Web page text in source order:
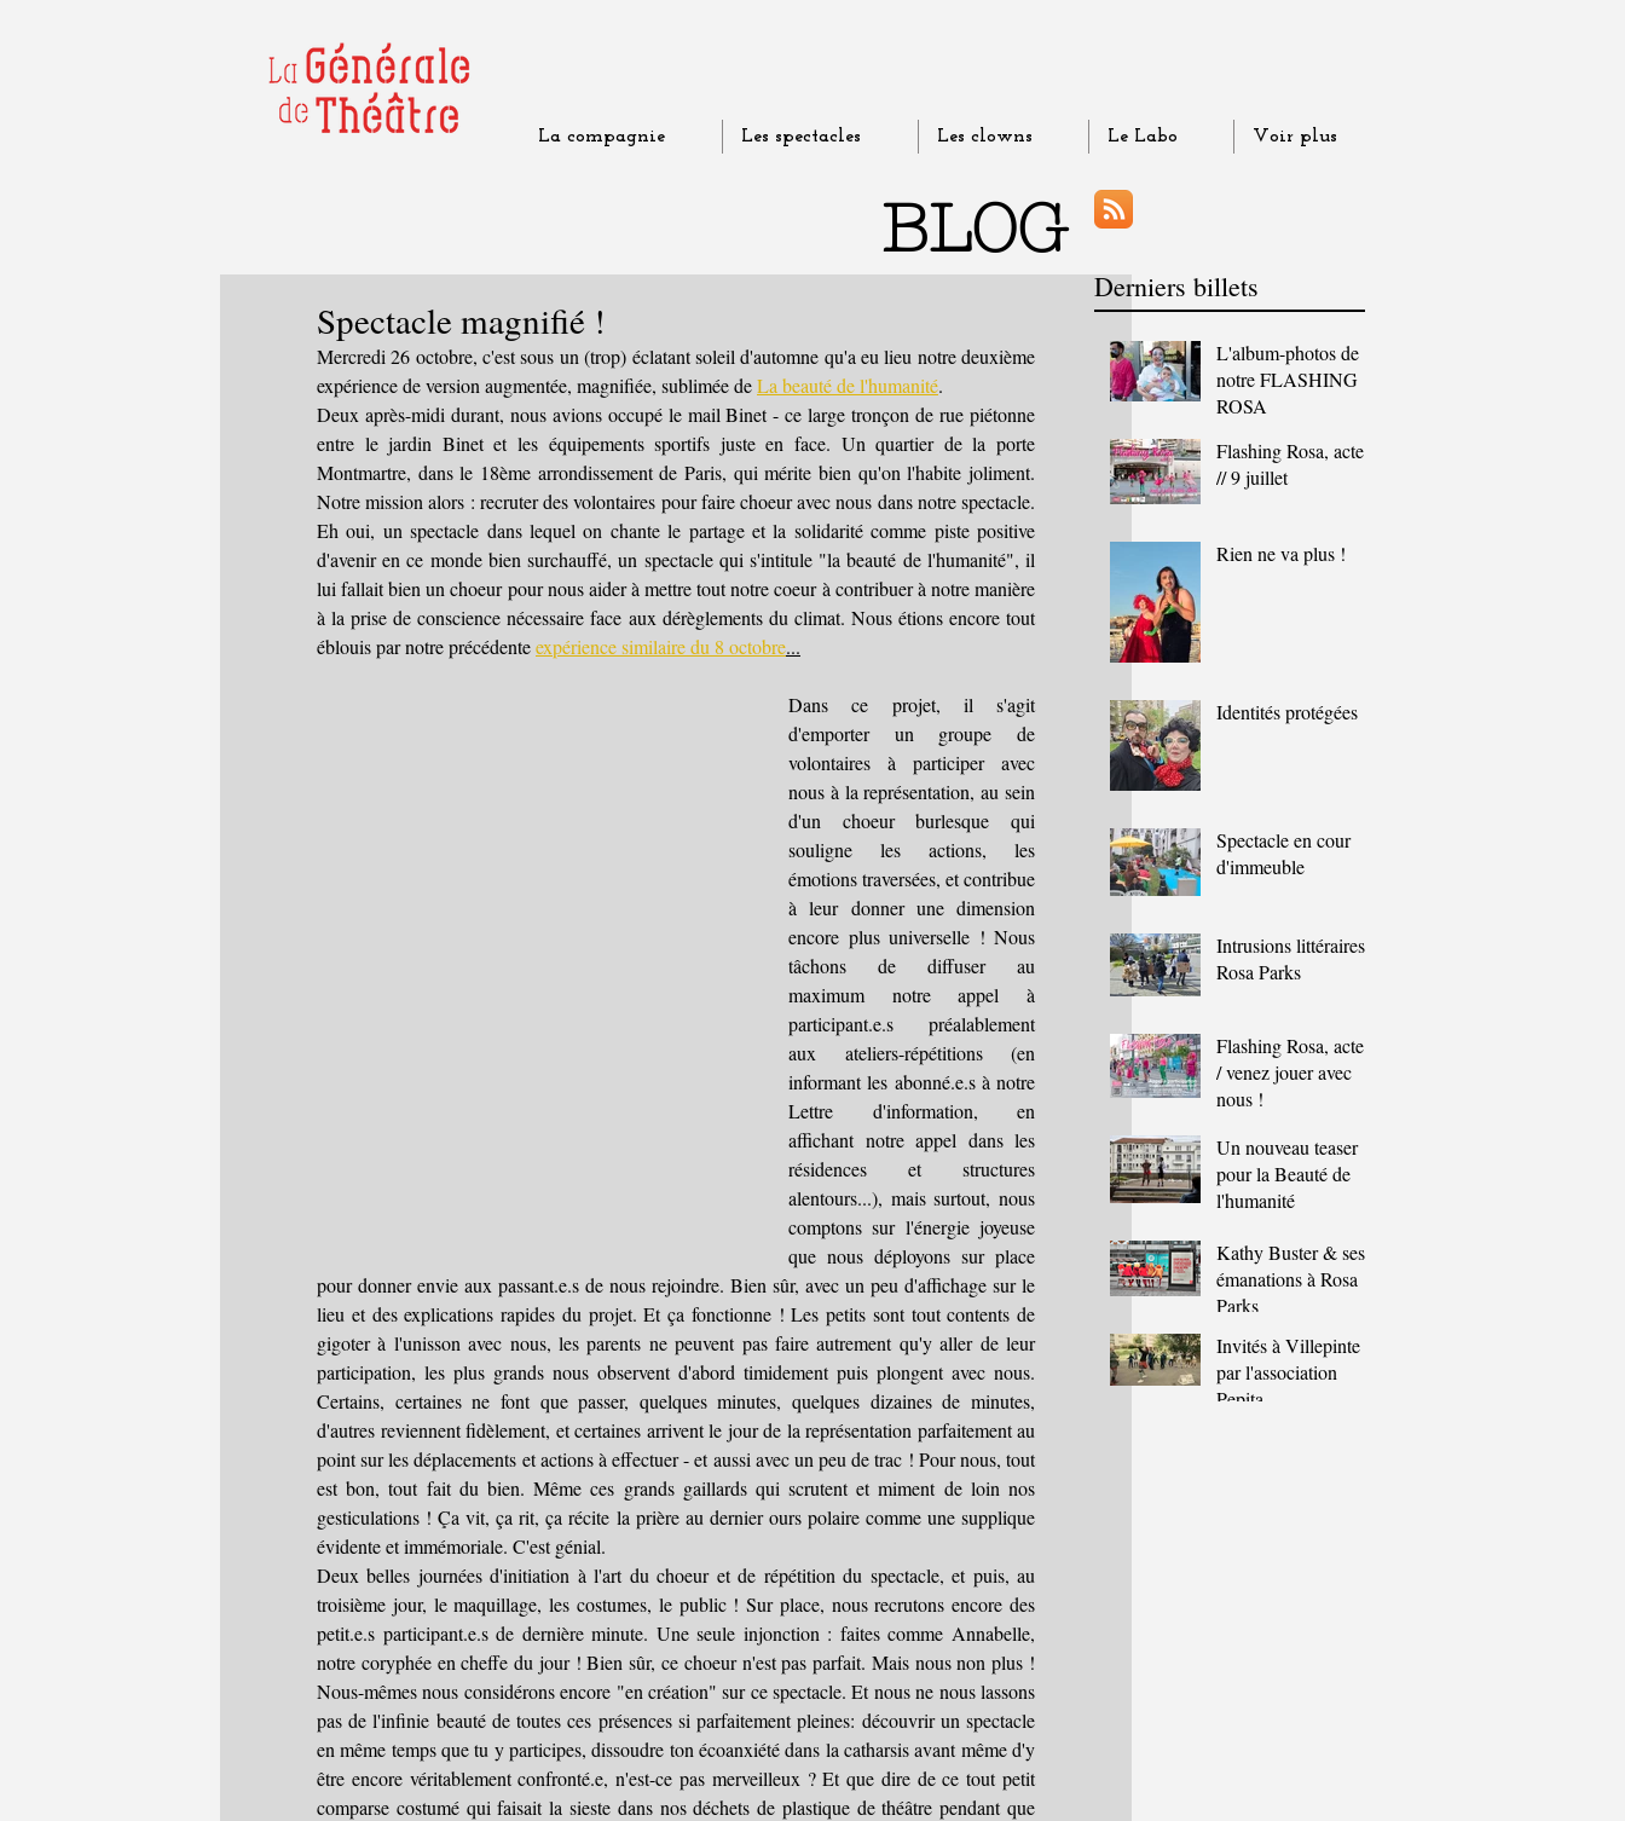
La compagnie Les spectacles Les clowns Le Labo Voir plus
Spectacle magnifié !
Mercredi 26 octobre, c'est sous un (trop) éclatant soleil d'automne qu'a eu lieu notre deuxième
expérience de version augmentée, magnifiée, sublimée de La beauté de l'humanité.
Deux après-midi durant, nous avions occupé le mail Binet - ce large tronçon de rue piétonne
entre le jardin Binet et les équipements sportifs juste en face. Un quartier de la porte
Montmartre, dans le 18ème arrondissement de Paris, qui mérite bien qu'on l'habite joliment.
Notre mission alors : recruter des volontaires pour faire choeur avec nous dans notre spectacle.
Eh oui, un spectacle dans lequel on chante le partage et la solidarité comme piste positive
d'avenir en ce monde bien surchauffé, un spectacle qui s'intitule "la beauté de l'humanité", il
lui fallait bien un choeur pour nous aider à mettre tout notre coeur à contribuer à notre manière
à la prise de conscience nécessaire face aux dérèglements du climat. Nous étions encore tout
éblouis par notre précédente expérience similaire du 8 octobre...
Dans ce projet, il s'agit
d'emporter un groupe de
volontaires à participer avec
nous à la représentation, au sein
d'un choeur burlesque qui
souligne les actions, les
émotions traversées, et contribue
à leur donner une dimension
encore plus universelle ! Nous
tâchons de diffuser au
maximum notre appel à
participant.e.s préalablement
aux ateliers-répétitions (en
informant les abonné.e.s à notre
Lettre d'information, en
affichant notre appel dans les
résidences et structures
alentours...), mais surtout, nous
comptons sur l'énergie joyeuse
que nous déployons sur place
pour donner envie aux passant.e.s de nous rejoindre. Bien sûr, avec un peu d'affichage sur le
lieu et des explications rapides du projet. Et ça fonctionne ! Les petits sont tout contents de
gigoter à l'unisson avec nous, les parents ne peuvent pas faire autrement qu'y aller de leur
participation, les plus grands nous observent d'abord timidement puis plongent avec nous.
Certains, certaines ne font que passer, quelques minutes, quelques dizaines de minutes,
d'autres reviennent fidèlement, et certaines arrivent le jour de la représentation parfaitement au
point sur les déplacements et actions à effectuer - et aussi avec un peu de trac ! Pour nous, tout
est bon, tout fait du bien. Même ces grands gaillards qui scrutent et miment de loin nos
gesticulations ! Ça vit, ça rit, ça récite la prière au dernier ours polaire comme une supplique
évidente et immémoriale. C'est génial.
Deux belles journées d'initiation à l'art du choeur et de répétition du spectacle, et puis, au
troisième jour, le maquillage, les costumes, le public ! Sur place, nous recrutons encore des
petit.e.s participant.e.s de dernière minute. Une seule injonction : faites comme Annabelle,
notre coryphée en cheffe du jour ! Bien sûr, ce choeur n'est pas parfait. Mais nous non plus !
Nous-mêmes nous considérons encore "en création" sur ce spectacle. Et nous ne nous lassons
pas de l'infinie beauté de toutes ces présences si parfaitement pleines: découvrir un spectacle
en même temps que tu y participes, dissoudre ton écoanxiété dans la catharsis avant même d'y
être encore véritablement confronté.e, n'est-ce pas merveilleux ? Et que dire de ce tout petit
comparse costumé qui faisait la sieste dans nos déchets de plastique de théâtre pendant que
Derniers billets
BLOG
L'album-photos de
notre FLASHING
ROSA
Flashing Rosa, acte 2
// 9 juillet
Rien ne va plus !
Identités protégées
Spectacle en cour
d'immeuble
Intrusions littéraires à
Rosa Parks
Flashing Rosa, acte 2
/ venez jouer avec
nous !
Un nouveau teaser
pour la Beauté de
l'humanité
Kathy Buster & ses
émanations à Rosa
Parks
Invités à Villepinte
par l'association
Pepita